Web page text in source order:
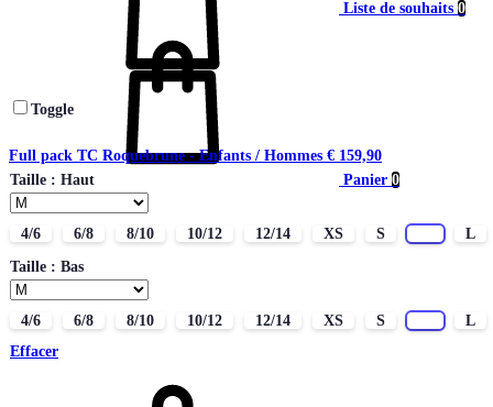
Liste de souhaits 0
Panier 0
Toggle
Full pack TC Roquebrune - Enfants / Hommes € 159,90
Taille : Haut
4/6 6/8 8/10 10/12 12/14 XS S
L
Taille : Bas
4/6 6/8 8/10 10/12 12/14 XS S
L
Effacer